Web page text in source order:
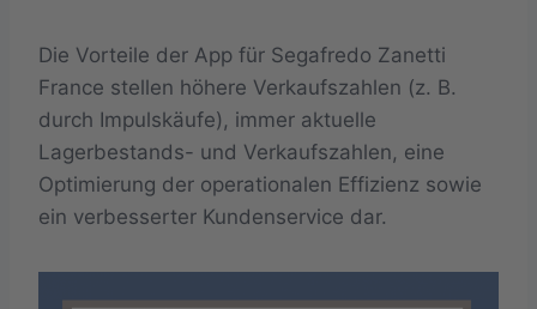
Die Vorteile der App für Segafredo Zanetti
France stellen höhere Verkaufszahlen (z. B.
durch Impulskäufe), immer aktuelle
Lagerbestands- und Verkaufszahlen, eine
Optimierung der operationalen Effizienz sowie
ein verbesserter Kundenservice dar.